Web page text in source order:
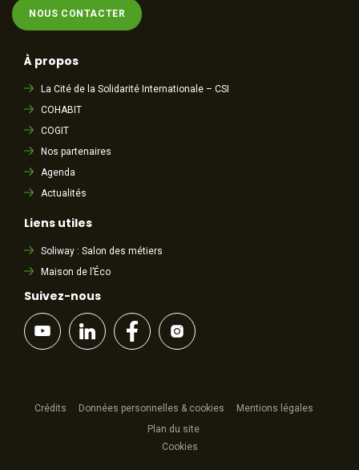
NOUS CONTACTER
À propos
La Cité de la Solidarité Internationale – CSI
COHABIT
COGIT
Nos partenaires
Agenda
Actualités
Liens utiles
Soliway : Salon des métiers
Maison de l’Éco
Suivez-nous
Crédits Données personnelles & cookies
Mentions légales
Plan du site
Cookies